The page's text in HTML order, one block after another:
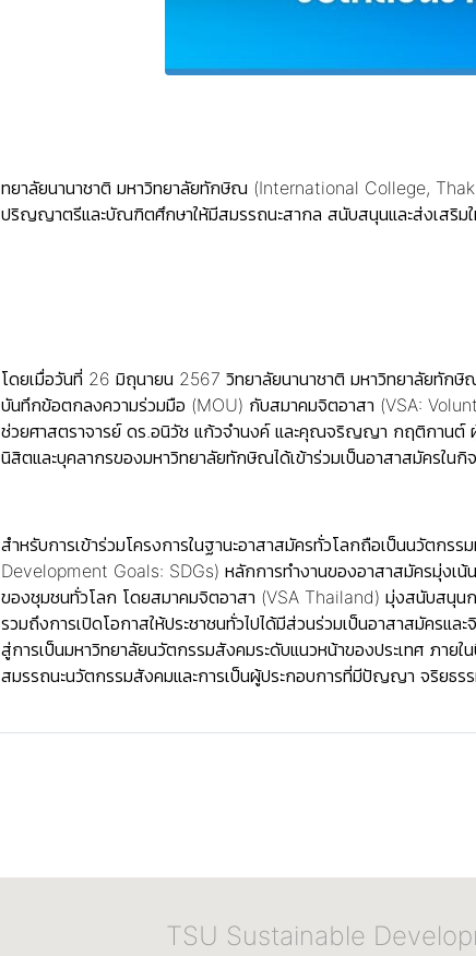
ทยาลัยนานาชาติ มหาวิทยาลัยทักษิณ (International College,
ปริญญาตรีและบัณฑิตศึกษาให้มีสมรรถนะสากล สนับสนุนและส่งเสริมใ
โดยเมื่อวันที่ 26 มิถุนายน 2567 วิทยาลัยนานาชาติ มหาวิทยาลัยทัก
บันทึกข้อตกลงความร่วมมือ (MOU) กับสมาคมจิตอาสา (VSA:
ช่วยศาสตราจารย์ ดร.อนิวัช แก้วจำนงค์ และคุณจริญญา กฤติกานต์
นิสิตและบุคลากรของมหาวิทยาลัยทักษิณได้เข้าร่วมเป็นอาสาสมัครใน
สำหรับการเข้าร่วมโครงการในฐานะอาสาสมัครทั่วโลกถือเป็นนวัต
Development Goals: SDGs) หลักการทำงานของอาสาสมัครมุ่งเ
ของชุมชนทั่วโลก โดยสมาคมจิตอาสา (VSA Thailand) มุ่งสนับสนุน
รวมถึงการเปิดโอกาสให้ประชาชนทั่วไปได้มีส่วนร่วมเป็นอาสาสมัค
สู่การเป็นมหาวิทยาลัยนวัตกรรมสังคมระดับแนวหน้าของประเทศ ภา
สมรรถนะนวัตกรรมสังคมและการเป็นผู้ประกอบการที่มีปัญญา จริยธร
TSU Sustainable